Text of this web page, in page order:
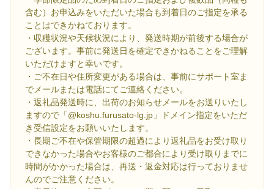
含む）お申込みをいただいた場合も到着日のご指定を承る
ことはできかねております。
・収穫状況や天候状況により、発送時期が前後する場合が
ございます。事前に発送日を確定できかねることをご理解
いただけますと幸いです。
・ご不在日や住所変更がある場合は、事前にサポート室ま
でメールまたは電話にてご連絡ください。
・返礼品発送時に、出荷のお知らせメールをお送りいたし
ますので「@koshu.furusato-lg.jp」ドメイン指定をいただ
き受信設定をお願いいたします。
・長期ご不在や保管期限の超過により返礼品をお受け取り
できなかった場合やお客様のご都合により受け取りまでに
時間がかかった場合は、再送・返金対応は行っておりませ
んのでご注意ください。